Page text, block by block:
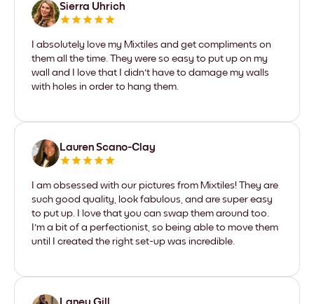
Sierra Uhrich
I absolutely love my Mixtiles and get compliments on
them all the time. They were so easy to put up on my
wall and I love that I didn't have to damage my walls
with holes in order to hang them.
Lauren Scano-Clay
I am obsessed with our pictures from Mixtiles! They are
such good quality, look fabulous, and are super easy
to put up. I love that you can swap them around too.
I'm a bit of a perfectionist, so being able to move them
until I created the right set-up was incredible.
Laney Gill